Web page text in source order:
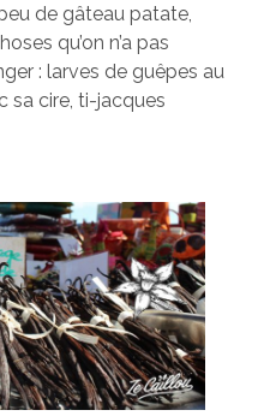
de gâteau patate,
qu’on n’a pas
: larves de guêpes au
sa cire, ti-jacques